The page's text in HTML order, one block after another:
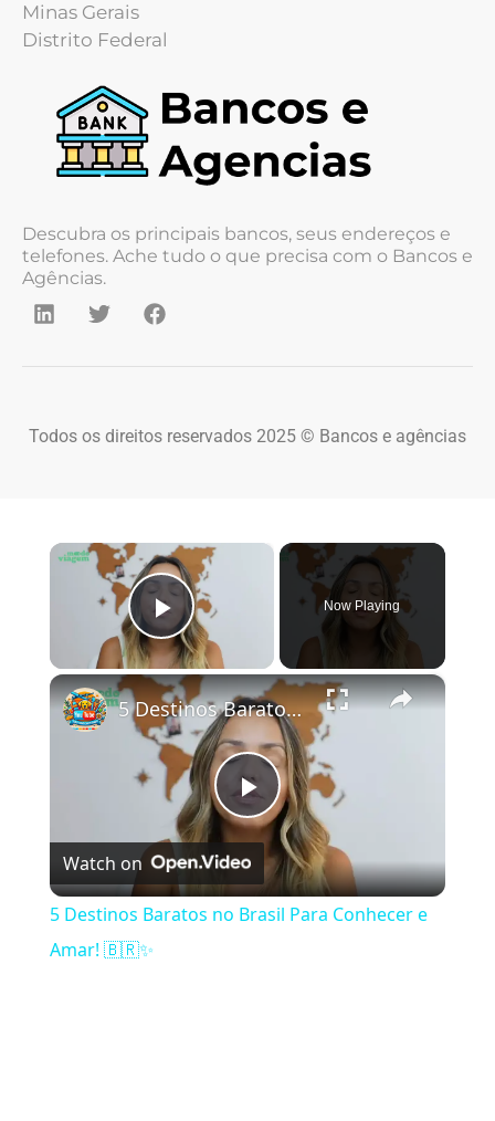
Minas Gerais
Distrito Federal
Descubra os principais bancos, seus endereços e
telefones. Ache tudo o que precisa com o Bancos e
Agências.
Todos os direitos reservados 2025 © Bancos e agências
×
Play Video
Now Playing
×
Play Video
5 Destinos Baratos no Brasil Para Conhecer e Amar! 🇧🇷✨
Watch on
5 Destinos Baratos no Brasil Para Conhecer e
Amar! 🇧🇷✨